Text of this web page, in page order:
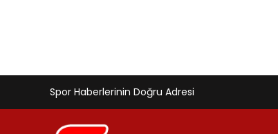
Spor Haberlerinin Doğru Adresi